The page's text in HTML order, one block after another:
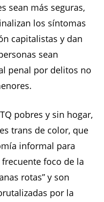
sean más seguras,
los síntomas
capitalistas y dan
sean
penal por delitos no
pobres y sin hogar,
trans de color, que
informal para
foco de la
rotas” y son
por la